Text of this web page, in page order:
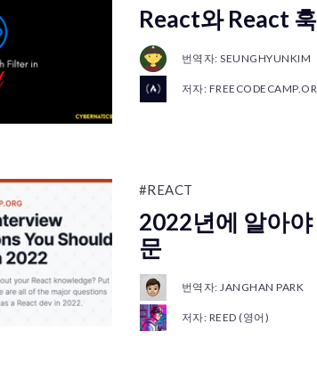
React와 React
번역자: SEUNGHYUNKIM
저자:
#REACT
2022년에 알아
문
번역자: JANGHAN PARK
저자: REED (영어)